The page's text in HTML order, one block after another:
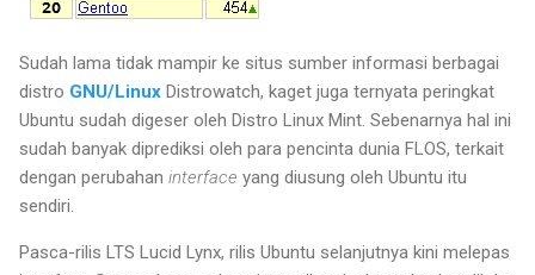
Sudah lama tidak mampir ke situs sumber informasi berbagai
distro GNU/Linux Distrowatch, kaget juga ternyata peringkat
Ubuntu sudah digeser oleh Distro Linux Mint. Sebenarnya hal ini
sudah banyak diprediksi oleh para pencinta dunia FLOS, terkait
dengan perubahan interface yang diusung oleh Ubuntu itu
sendiri.
Pasca-rilis LTS Lucid Lynx, rilis Ubuntu selanjutnya kini melepas